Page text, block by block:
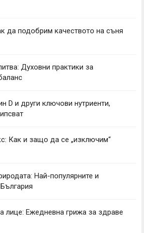
да подобрим качеството на съня
Духовни практики за
D и други ключови нутриенти,
Как и защо да се „изключим“
Най-популярните и
лице: Ежедневна грижа за здраве